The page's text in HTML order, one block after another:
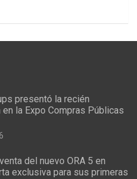
presentó la recién
la Expo Compras Públicas
del nuevo ORA 5 en
exclusiva para sus primeras